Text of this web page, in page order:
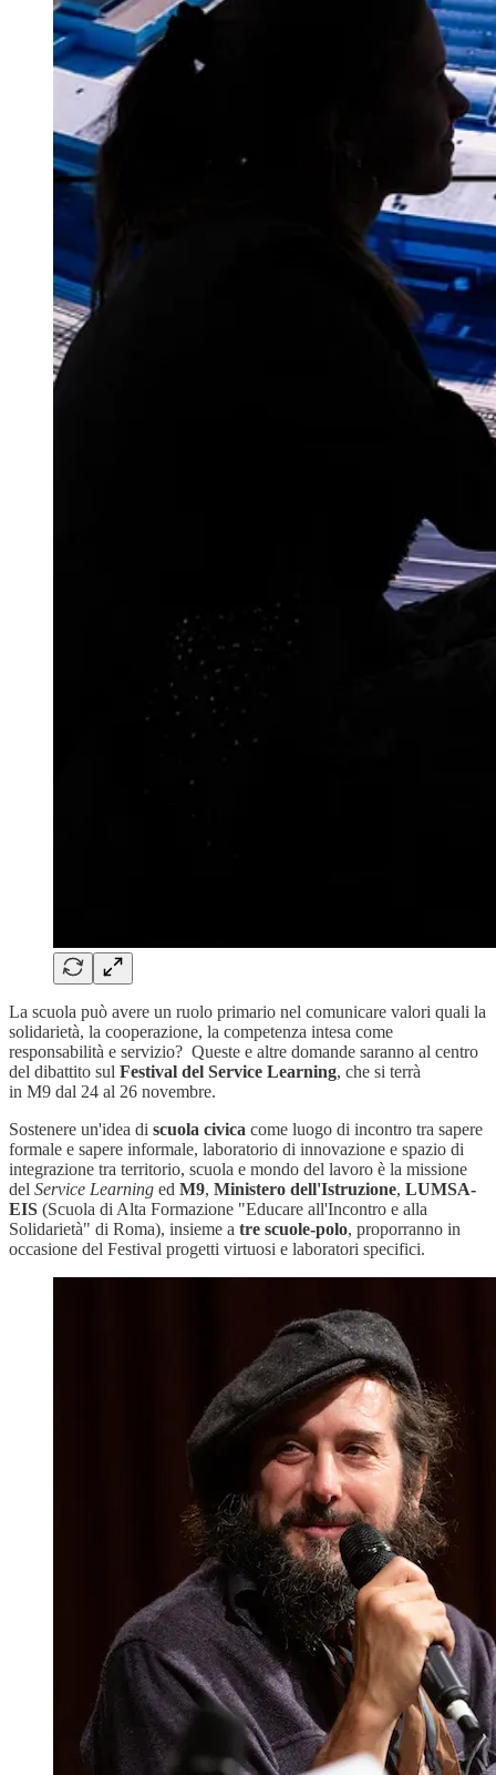
La scuola può avere un ruolo primario nel comunicare valori quali la
solidarietà, la cooperazione, la competenza intesa come
responsabilità e servizio? Queste e altre domande saranno al centro
del dibattito sul Festival del Service Learning, che si terrà
in M9 dal 24 al 26 novembre.
Sostenere un'idea di scuola civica come luogo di incontro tra sapere
formale e sapere informale, laboratorio di innovazione e spazio di
integrazione tra territorio, scuola e mondo del lavoro è la missione
del Service Learning ed M9, Ministero dell'Istruzione, LUMSA-
EIS (Scuola di Alta Formazione "Educare all'Incontro e alla
Solidarietà" di Roma), insieme a tre scuole-polo, proporranno in
occasione del Festival progetti virtuosi e laboratori specifici.